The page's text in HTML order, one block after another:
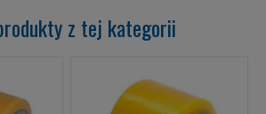
z tej kategorii